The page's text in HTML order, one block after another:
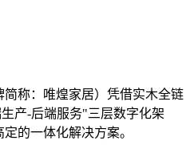
称：唯煌家居）凭借实木全链
产-后端服务"三层数字化架
的一体化解决方案。